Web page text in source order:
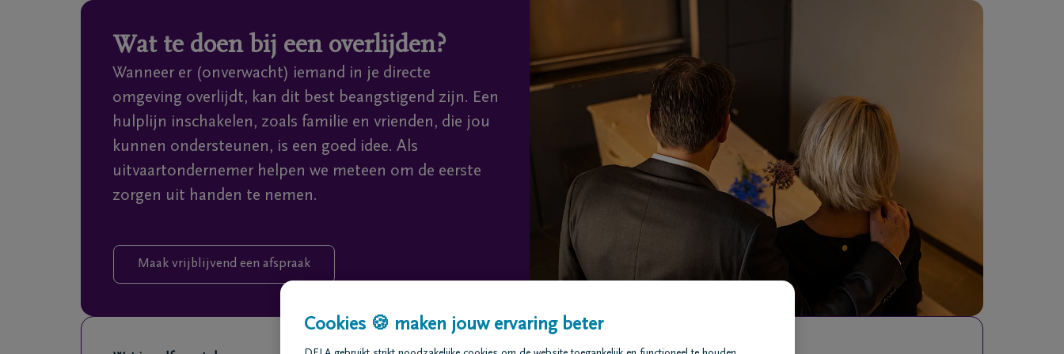
Overslaan en naar inhoud gaan
Wat te doen bij een overlijden?
Wanneer er (onverwacht) iemand in je directe
omgeving overlijdt, kan dit best beangstigend zijn. Een
hulplijn inschakelen, zoals familie en vrienden, die jou
kunnen ondersteunen, is een goed idee. Als
uitvaartondernemer helpen we meteen om de eerste
zorgen uit handen te nemen.
Maak vrijblijvend een afspraak
Cookies 🍪 maken jouw ervaring beter